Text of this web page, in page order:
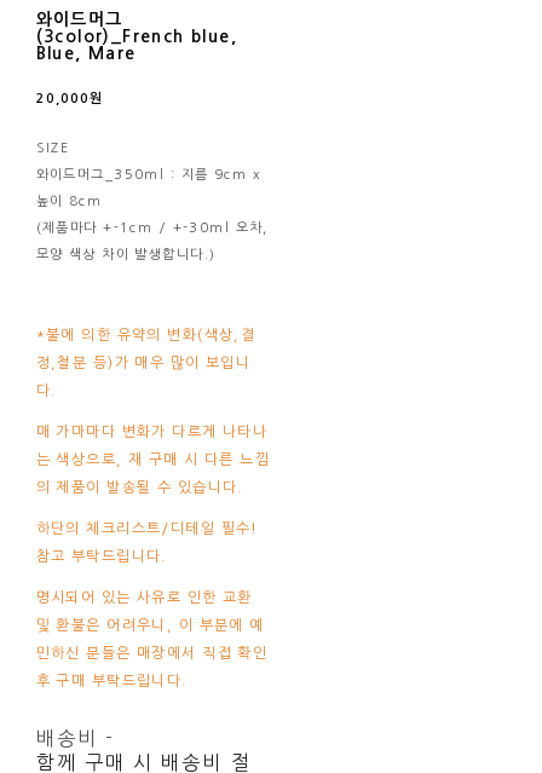
와이드머그
(3color)_French blue,
Blue, Mare
20,000원
SIZE
와이드머그_350ml : 지름 9cm x
높이 8cm
(제품마다 +-1cm / +-30ml 오차,
모양 색상 차이 발생합니다.)
*불에 의한 유약의 변화(색상,결
정,철분 등)가 매우 많이 보입니
다.
매 가마마다 변화가 다르게 나타나
는 색상으로, 재 구매 시 다른 느낌
의 제품이 발송될 수 있습니다.
하단의 체크리스트/디테일 필수!
참고 부탁드립니다.
명시되어 있는 사유로 인한 교환
및 환불은 어려우니, 이 부분에 예
민하신 분들은 매장에서 직접 확인
후 구매 부탁드립니다.
배송비 -
함께 구매 시 배송비 절